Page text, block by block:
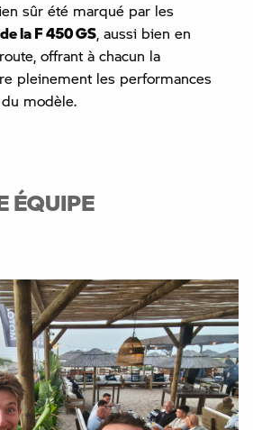
sûr été marqué par les
la F 450 GS, aussi bien en
offrant à chacun la
pleinement les performances
modèle.
ÉQUIPE